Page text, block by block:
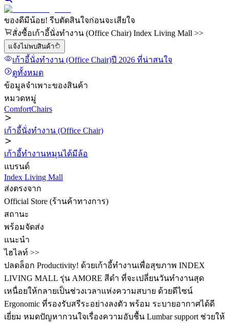
ของดีมีน้อย! รีบตัดสินใจก่อนจะเสียใจ
สั่งซื้อเก้าอี้นั่งทำงาน (Office Chair) Index Living Mall >>
แจ้งไม่พบสินค้า
เก้าอี้นั่งทำงาน (Office Chair)ปี 2026 ที่น่าสนใจ
ดูทั้งหมด
ข้อมูลจำเพาะของสินค้า
หมวดหมู่
ComfortChairs
เก้าอี้นั่งทำงาน (Office Chair)
เก้าอี้ทำงานหมุนได้มีล้อ
แบรนด์
Index Living Mall
ส่งตรงจาก
Official Store (ร้านค้าทางการ)
สถานะ
พร้อมจัดส่ง
แนะนำ
ไฮไลท์ >>
ปลดล็อก Productivity! ด้วยเก้าอี้ทำงานเพื่อสุขภาพ INDEX
LIVING MALL รุ่น AMORE สีดำ ที่จะเปลี่ยนวันทำงานสุด
เหนื่อยให้กลายเป็นช่วงเวลาแห่งความสบาย ด้วยดีไซน์
Ergonomic ที่รองรับสรีระอย่างลงตัว พร้อม ️ระบายอากาศได้ดี
เยี่ยม หมดปัญหากวนใจเรื่องความอับชื้น ️Lumbar support ช่วยให้